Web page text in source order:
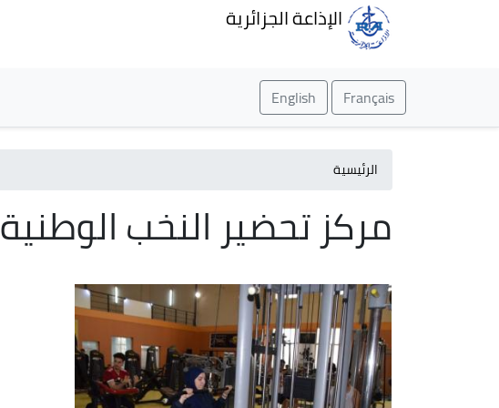
الإذاعة الجزائرية
Français
English
الرئيسية
مركز تحضير النخب الوطنية